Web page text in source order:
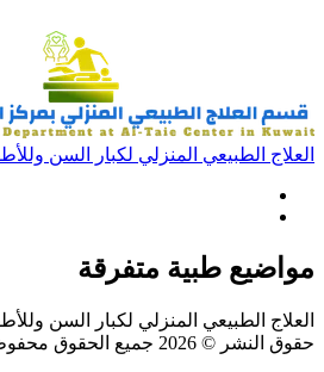
العلاج الطبيعي المنزلي لكبار السن
مواضيع طبية متفرقة
العلاج الطبيعي المنزلي لكبار السن
حقوق النشر © 2026 جميع الحقوق محفوظة